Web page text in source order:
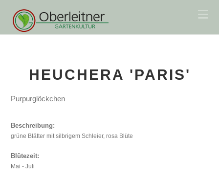
HEUCHERA 'PARIS'
Purpurglöckchen
Beschreibung:
grüne Blätter mit silbrigem Schleier, rosa Blüte
Blütezeit:
Mai - Juli